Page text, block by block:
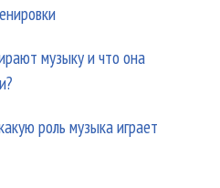
музыку и что она
роль музыка играет